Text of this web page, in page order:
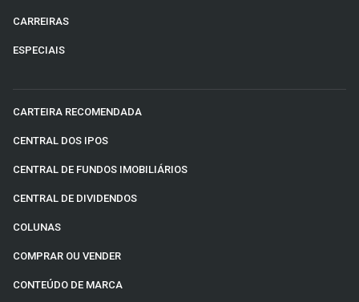
CARREIRAS
ESPECIAIS
CARTEIRA RECOMENDADA
CENTRAL DOS IPOS
CENTRAL DE FUNDOS IMOBILIÁRIOS
CENTRAL DE DIVIDENDOS
COLUNAS
COMPRAR OU VENDER
CONTEÚDO DE MARCA